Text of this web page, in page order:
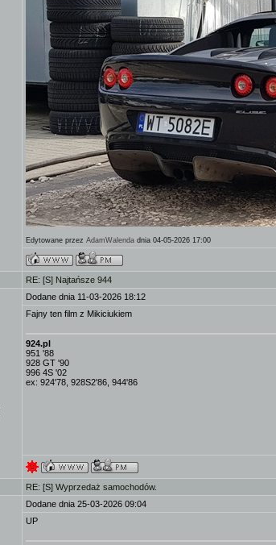
Edytowane przez AdamWalenda dnia 04-05-2026 17:00
RE: [S] Najtańsze 944
Dodane dnia 11-03-2026 18:12
Fajny ten film z Mikiciukiem
924.pl
951 '88
928 GT '90
996 4S '02
ex: 924'78, 928S2'86, 944'86
RE: [S] Wyprzedaż samochodów.
Dodane dnia 25-03-2026 09:04
UP